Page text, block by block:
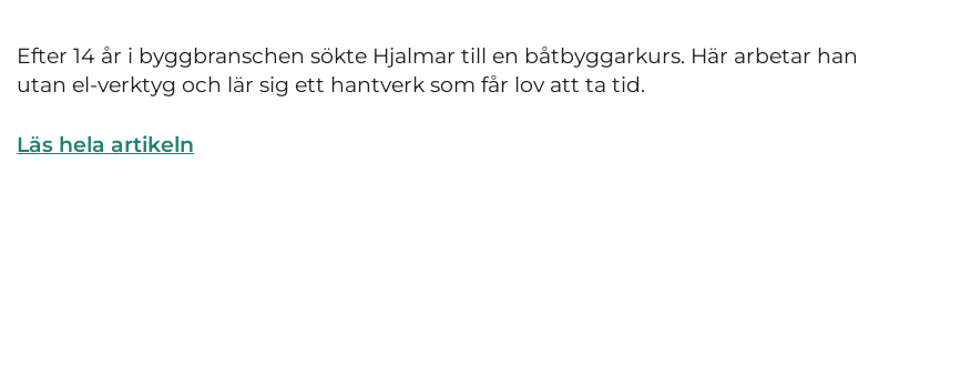
Efter 14 år i byggbranschen sökte Hjalmar till en båtbyggarkurs. Här arbetar han
utan el-verktyg och lär sig ett hantverk som får lov att ta tid.
Läs hela artikeln